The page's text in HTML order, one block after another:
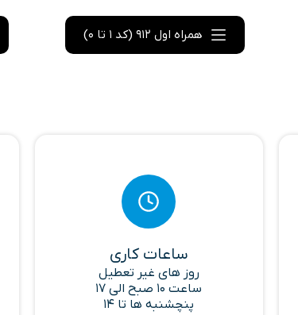
همراه اول 912 (کد 1 تا 0)
ساعات کاری
روز های غیر تعطیل
ساعت 10 صبح الی 17
پنچشنبه ها تا 14